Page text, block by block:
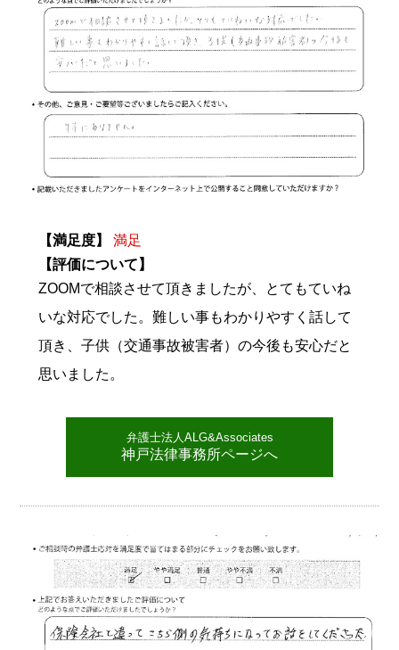
【満足度】
満足
【評価について】
ZOOMで相談させて頂きましたが、とてもていね
いな対応でした。難しい事もわかりやすく話して
頂き、子供（交通事故被害者）の今後も安心だと
思いました。
弁護士法人ALG&Associates
神戸法律事務所ページへ